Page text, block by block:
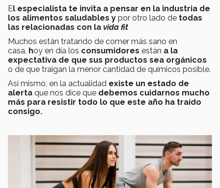
El especialista te invita a pensar en la industria de
los alimentos saludables y por otro lado de todas
las relacionadas con la vida fit
Muchos están tratando de comer más sano en
casa, hoy en día los consumidores están a la
expectativa de que sus productos sea orgánicos
o de que traigan la menor cantidad de químicos posible.
Así mismo, en la actualidad existe un estado de
alerta que nos dice que debemos cuidarnos mucho
más para resistir todo lo que este año ha traído
consigo.